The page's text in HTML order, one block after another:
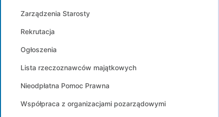
Zarządzenia Starosty
Rekrutacja
Ogłoszenia
Lista rzeczoznawców majątkowych
Nieodpłatna Pomoc Prawna
Współpraca z organizacjami pozarządowymi